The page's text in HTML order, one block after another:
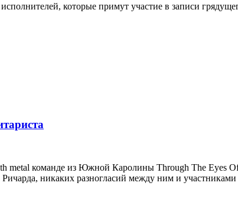
которые примут участие в записи
metal команде из Южной Каролины Through The Eyes
никаких разногласий между ним и